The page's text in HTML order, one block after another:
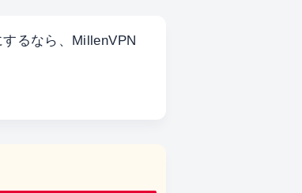
るなら、MillenVPN